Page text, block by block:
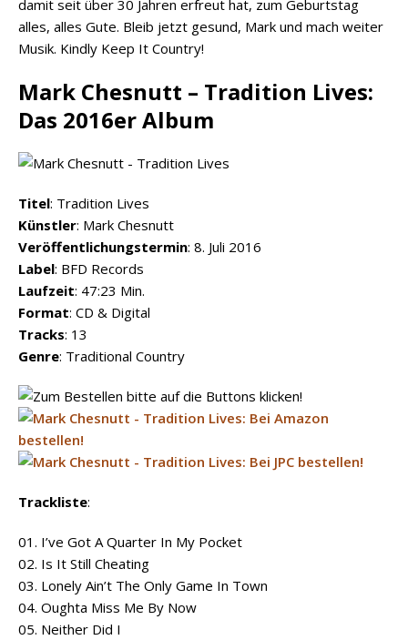
damit seit über 30 Jahren erfreut hat, zum Geburtstag
alles, alles Gute. Bleib jetzt gesund, Mark und mach weiter
Musik. Kindly Keep It Country!
Mark Chesnutt – Tradition Lives:
Das 2016er Album
Titel: Tradition Lives
Künstler: Mark Chesnutt
Veröffentlichungstermin: 8. Juli 2016
Label: BFD Records
Laufzeit: 47:23 Min.
Format: CD & Digital
Tracks: 13
Genre: Traditional Country
Trackliste:
01. I’ve Got A Quarter In My Pocket
02. Is It Still Cheating
03. Lonely Ain’t The Only Game In Town
04. Oughta Miss Me By Now
05. Neither Did I